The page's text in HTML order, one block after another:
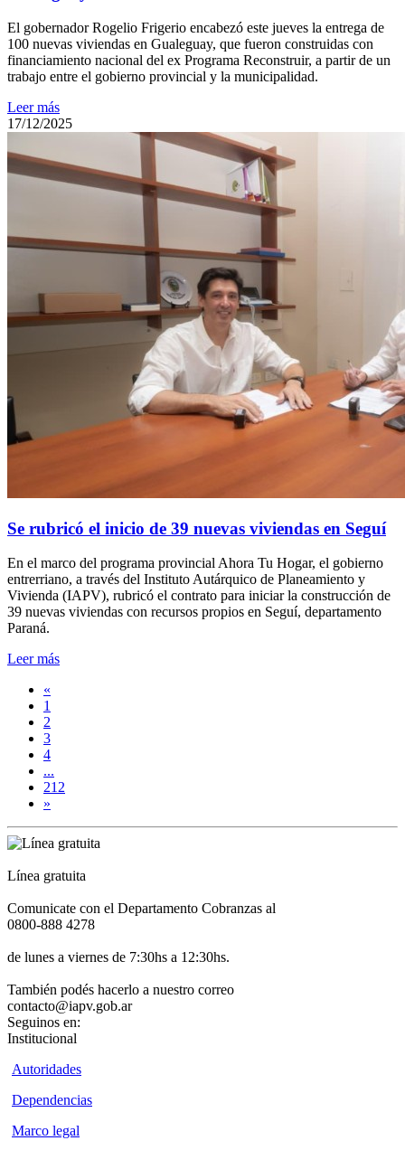
El gobernador Rogelio Frigerio encabezó este jueves la entrega de
100 nuevas viviendas en Gualeguay, que fueron construidas con
financiamiento nacional del ex Programa Reconstruir, a partir de un
trabajo entre el gobierno provincial y la municipalidad.
Leer más
17/12/2025
Se rubricó el inicio de 39 nuevas viviendas en Seguí
En el marco del programa provincial Ahora Tu Hogar, el gobierno
entrerriano, a través del Instituto Autárquico de Planeamiento y
Vivienda (IAPV), rubricó el contrato para iniciar la construcción de
39 nuevas viviendas con recursos propios en Seguí, departamento
Paraná.
Leer más
«
1
2
3
4
...
212
»
Línea gratuita
Comunicate con el Departamento Cobranzas al
0800-888 4278
de lunes a viernes de 7:30hs a 12:30hs.
También podés hacerlo a nuestro correo
contacto@iapv.gob.ar
Seguinos en:
Institucional
Autoridades
Dependencias
Marco legal